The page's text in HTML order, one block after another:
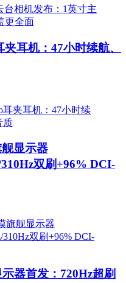
耳机：47小时续航、
显示器
双刷+96% DCI-
器首发：720Hz超刷